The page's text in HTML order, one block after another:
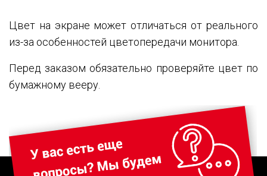
Цвет на экране может отличаться от реального
из-за особенностей цветопередачи монитора.
Перед заказом обязательно проверяйте цвет по
бумажному вееру.